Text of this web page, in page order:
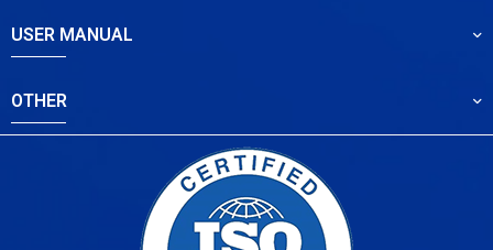
USER MANUAL
OTHER